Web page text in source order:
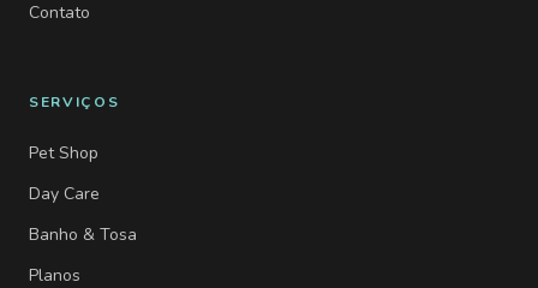
Contato
SERVIÇOS
Pet Shop
Day Care
Banho & Tosa
Planos